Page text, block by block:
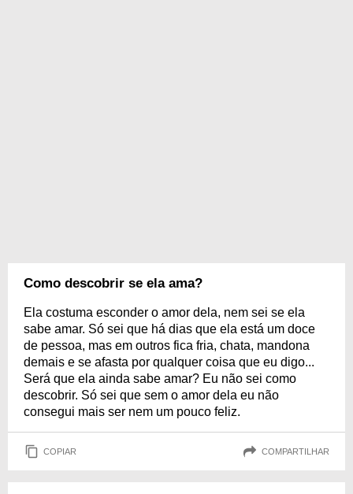
Como descobrir se ela ama?
Ela costuma esconder o amor dela, nem sei se ela
sabe amar. Só sei que há dias que ela está um doce
de pessoa, mas em outros fica fria, chata, mandona
demais e se afasta por qualquer coisa que eu digo...
Será que ela ainda sabe amar? Eu não sei como
descobrir. Só sei que sem o amor dela eu não
consegui mais ser nem um pouco feliz.
COPIAR COMPARTILHAR